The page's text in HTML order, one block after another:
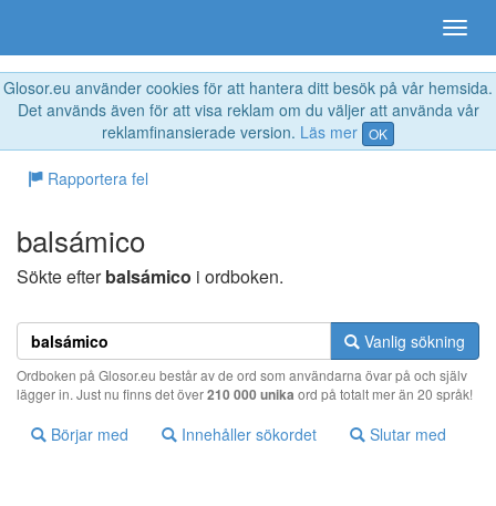
Glosor.eu använder cookies för att hantera ditt besök på vår hemsida.
Det används även för att visa reklam om du väljer att använda vår
reklamfinansierade version. Läs mer OK
Rapportera fel
balsámico
Sökte efterbalsámico i ordboken.
Vanlig sökning
Ordboken på Glosor.eu består av de ord som användarna övar på och själv
lägger in. Just nu finns det över210 000 unika ord på totalt mer än 20 språk!
Börjar med Innehåller sökordet Slutar med